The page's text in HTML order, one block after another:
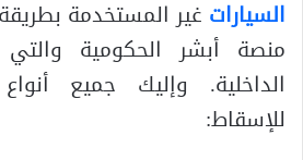
السيارات غير المستخدمة
منصة أبشر الحكومية
الداخلية. وإليك جميع أنواع
للإسقاط: